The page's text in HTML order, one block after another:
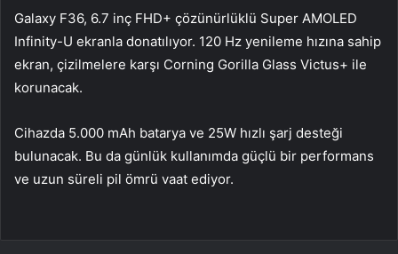
Galaxy F36, 6.7 inç FHD+ çözünürlüklü Super AMOLED
Infinity-U ekranla donatılıyor. 120 Hz yenileme hızına sahip
ekran, çizilmelere karşı Corning Gorilla Glass Victus+ ile
korunacak.
Cihazda 5.000 mAh batarya ve 25W hızlı şarj desteği
bulunacak. Bu da günlük kullanımda güçlü bir performans
ve uzun süreli pil ömrü vaat ediyor.